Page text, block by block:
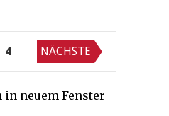
4 NÄCHSTE
in neuem Fenster